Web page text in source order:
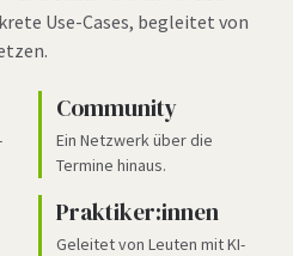
Use-Cases, begleitet von
Community
Ein Netzwerk über die
Termine hinaus.
Praktiker:innen
Geleitet von Leuten mit KI-